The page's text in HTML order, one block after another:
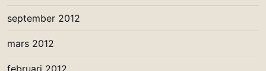
september 2012
mars 2012